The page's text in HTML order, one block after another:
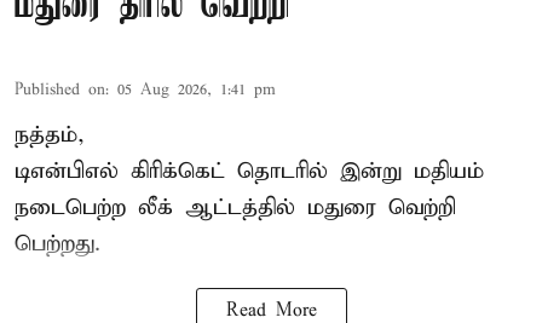
Published on: 05 Aug 2026, 1:41 pm
நத்தம்,
டிஎன்பிஎல் கிரிக்கெட் தொடரில் இன்று மதியம்
நடைபெற்ற லீக் ஆட்டத்தில் மதுரை வெற்றி
பெற்றது.
Read More